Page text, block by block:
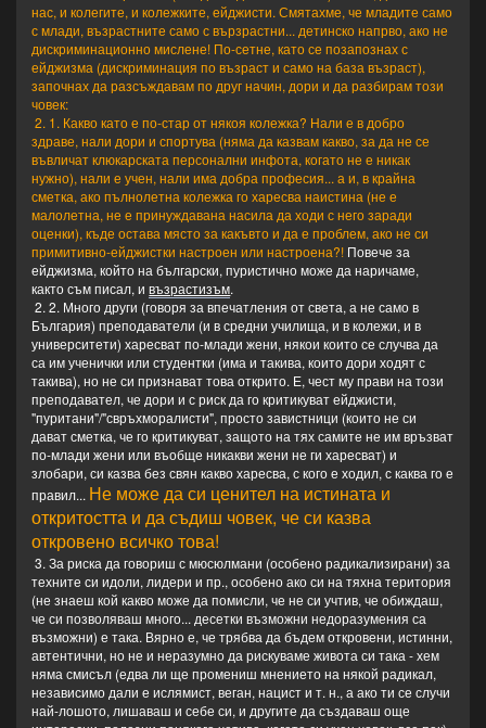
си мисли, че разбира от Изтока... Простотия на куб!
Ама публикувал, взел хонорар...
- После се чудим как тоя ми писа "Добър 4", защото
съм учил по нормален СЪВЕТСКИ учебник, където
НЕ говорят такива ПРОСТОТИИ...
...
-- Личи му, че си обича жените, няма лабаво...
Заключение: голям $@#^%! Бил 2 дена в Китай и
вече генерализира как всички китайци били шумни
и всички се пререждали на опашките... Много
мразя такива типове.
- Аз сега му чета разказ за студентски град, познай!
- НЕ пропуска! "
нас, и колегите, и колежките, ейджисти. Смятахме, че младите само
с млади, възрастните само с вързрастни... детинско напрво, ако не
дискриминационно мислене! По-сетне, като се позапознах с
ейджизма (дискриминация по възраст и само на база възраст),
започнах да разсъждавам по друг начин, дори и да разбирам този
човек:
2. 1. Какво като е по-стар от някоя колежка? Нали е в добро
здраве, нали дори и спортува (няма да казвам какво, за да не се
въвличат клюкарската персонални инфота, когато не е никак
нужно), нали е учен, нали има добра професия... а и, в крайна
сметка, ако пълнолетна колежка го харесва наистина (не е
малолетна, не е принуждавана насила да ходи с него заради
оценки), къде остава място за какъвто и да е проблем, ако не си
примитивно-ейджистки настроен или настроена?! Повече за
ейджизма, който на български, пуристично може да наричаме,
както съм писал, ивъзрастизъм.
2. 2. Много други (говоря за впечатления от света, а не само в
България) преподаватели (и в средни училища, и в колежи, и в
университети) харесват по-млади жени, някои които се случва да
са им ученички или студентки (има и такива, които дори ходят с
такива), но не си признават това открито. Е, чест му прави на този
преподавател, че дори и с риск да го критикуват ейджисти,
"пуритани"/"свръхморалисти", просто завистници (които не си
дават сметка, че го критикуват, защото на тях самите не им връзват
по-млади жени или въобще никакви жени не ги харесват) и
злобари, си казва без свян какво харесва, с кого е ходил, с каква го е
правил... Не може да си ценител на истината и
откритостта и да съдиш човек, че си казва
откровено всичко това!
3. За риска да говориш с мюсюлмани (особено радикализирани) за
техните си идоли, лидери и пр., особено ако си на тяхна територия
(не знаеш кой какво може да помисли, че не си учтив, че обиждаш,
че си позволяваш много... десетки възможни недоразумения са
възможни) е така. Вярно е, че трябва да бъдем откровени, истинни,
автентични, но не и неразумно да рискуваме живота си така - хем
няма смисъл (едва ли ще промениш мнението на някой радикал,
независимо дали е ислямист, веган, нацист и т. н., а ако ти се случи
най-лошото, лишаваш и себе си, и другите да създаваш още